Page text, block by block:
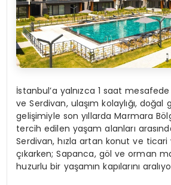
İstanbul’a yalnızca 1 saat
ve Serdivan, ulaşım kolaylığı, doğal
gelişimiyle son yıllarda Marmara
tercih edilen yaşam alanları
Serdivan, hızla artan konut ve ticari
çıkarken; Sapanca, göl ve orman
huzurlu bir yaşamın kapılarını